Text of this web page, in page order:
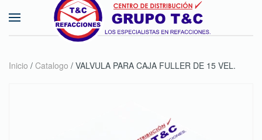
Skip to main content
Inicio / Catalogo / VALVULA PARA CAJA FULLER DE 15 VEL.